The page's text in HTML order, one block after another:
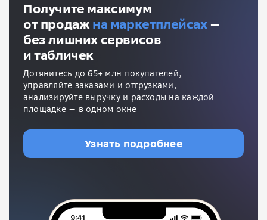
Получите максимум
от продаж на маркетплейсах—
без лишних сервисов
и табличек
Дотянитесь до 65+ млн покупателей,
управляйте заказами и отгрузками,
анализируйте выручку и расходы на каждой
площадке — в одном окне
Узнать подробнее